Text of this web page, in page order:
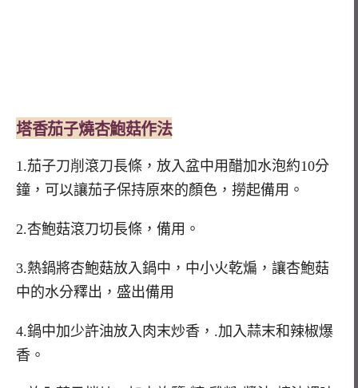
塔香茄子燒杏鮑菇作法
1.茄子刀削滾刀長條，放入盆中用醋加水泡約10分
鐘，可以讓茄子保持原來的顏色，撈起備用。
2.杏鮑菇滾刀切長條，備用。
3.熱鍋將杏鮑菇放入鍋中，中小火乾煸，讓杏鮑菇
中的水分釋出，盛出備用
4.鍋中加少許油放入肉末炒香，.加入蒜末和辣椒爆
香。